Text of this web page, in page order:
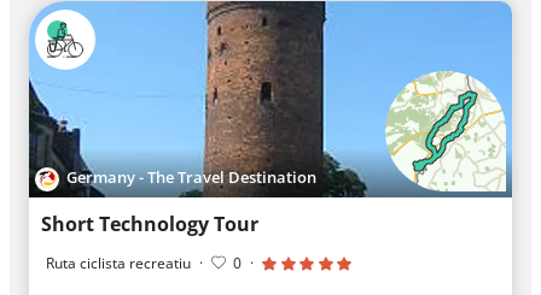
Germany - The Travel Destination
Short Technology Tour
Ruta ciclista recreatiu · 0 ·